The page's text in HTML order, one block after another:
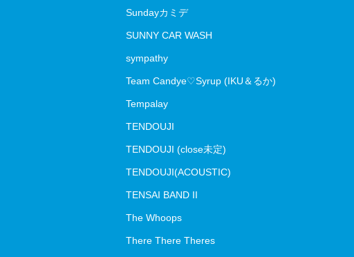
Sundayカミデ
SUNNY CAR WASH
sympathy
Team Candye♡Syrup (IKU＆るか)
Tempalay
TENDOUJI
TENDOUJI (close未定)
TENDOUJI(ACOUSTIC)
TENSAI BAND II
The Whoops
There There Theres